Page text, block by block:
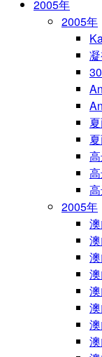
2005年
2005年
2005年
澳
澳